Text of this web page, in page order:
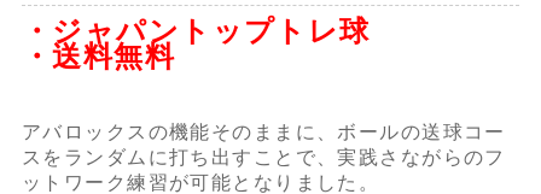
・ジャパントップトレ球
・送料無料
アバロックスの機能そのままに、ボールの送球コー
スをランダムに打ち出すことで、実践さながらのフ
ットワーク練習が可能となりました。